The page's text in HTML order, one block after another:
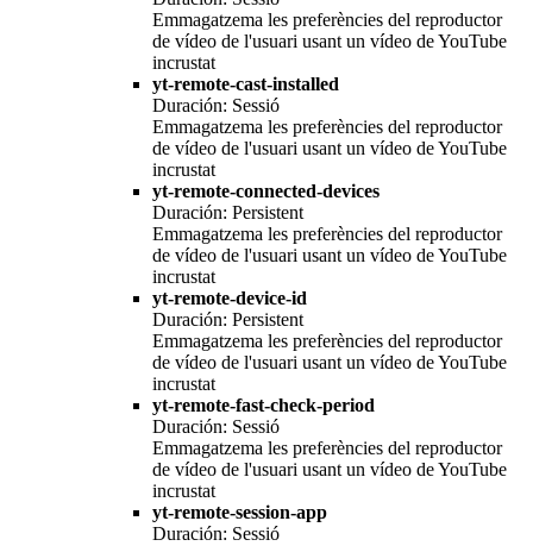
Emmagatzema les preferències del reproductor
de vídeo de l'usuari usant un vídeo de YouTube
incrustat
yt-remote-cast-installed
Duración: Sessió
Emmagatzema les preferències del reproductor
de vídeo de l'usuari usant un vídeo de YouTube
incrustat
yt-remote-connected-devices
Duración: Persistent
Emmagatzema les preferències del reproductor
de vídeo de l'usuari usant un vídeo de YouTube
incrustat
yt-remote-device-id
Duración: Persistent
Emmagatzema les preferències del reproductor
de vídeo de l'usuari usant un vídeo de YouTube
incrustat
yt-remote-fast-check-period
Duración: Sessió
Emmagatzema les preferències del reproductor
de vídeo de l'usuari usant un vídeo de YouTube
incrustat
yt-remote-session-app
Duración: Sessió